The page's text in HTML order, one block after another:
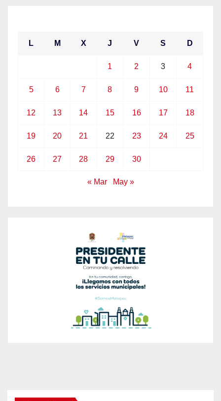
L M X J V S D
1 2 3 4
5 6 7 8 9 10 11
12 13 14 15 16 17 18
19 20 21 22 23 24 25
26 27 28 29 30
« Mar May »